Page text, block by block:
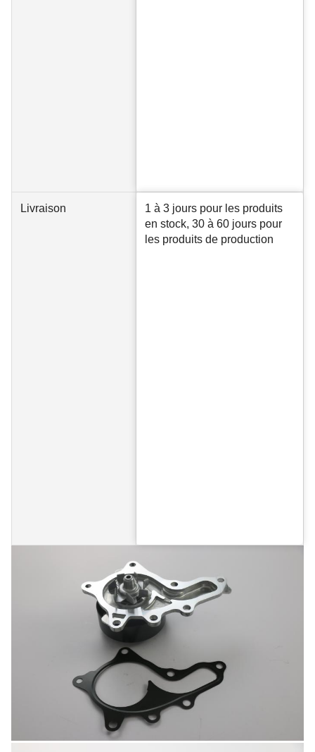
Livraison
1 à 3 jours pour les produits
en stock, 30 à 60 jours pour
les produits de production